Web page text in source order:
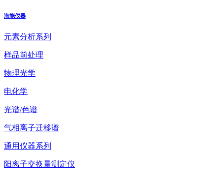
海能仪器
元素分析系列
样品前处理
物理光学
电化学
光谱/色谱
气相离子迁移谱
通用仪器系列
阳离子交换量测定仪